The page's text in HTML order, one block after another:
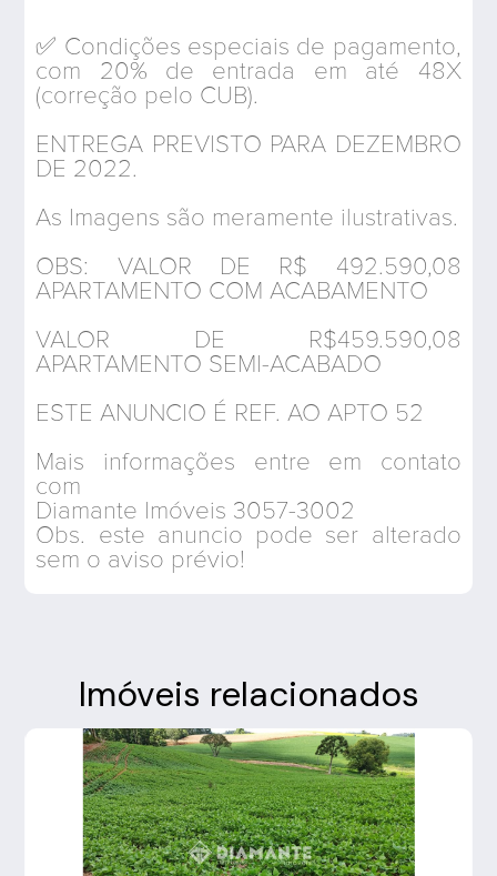
✅ Condições especiais de pagamento,
com 20% de entrada em até 48X
(correção pelo CUB).
ENTREGA PREVISTO PARA DEZEMBRO
DE 2022.
As Imagens são meramente ilustrativas.
OBS: VALOR DE R$ 492.590,08
APARTAMENTO COM ACABAMENTO
VALOR DE R$459.590,08
APARTAMENTO SEMI-ACABADO
ESTE ANUNCIO É REF. AO APTO 52
Mais informações entre em contato
com
Diamante Imóveis 3057-3002
Obs. este anuncio pode ser alterado
sem o aviso prévio!
Imóveis relacionados